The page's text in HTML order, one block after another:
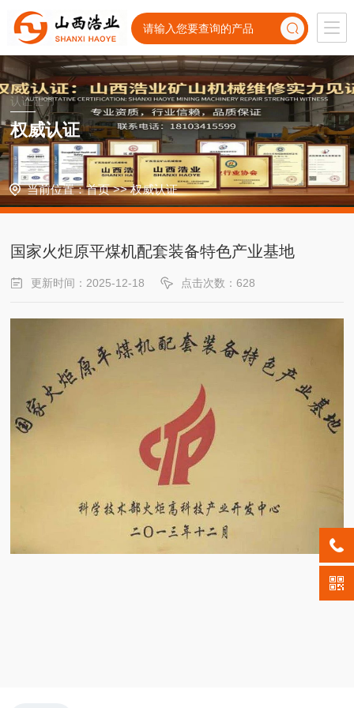
认证证书
权威认证
当前位置：首页>>权威认证
国家火炬原平煤机配套装备特色产业基地
更新时间：2025-12-18 点击次数：628